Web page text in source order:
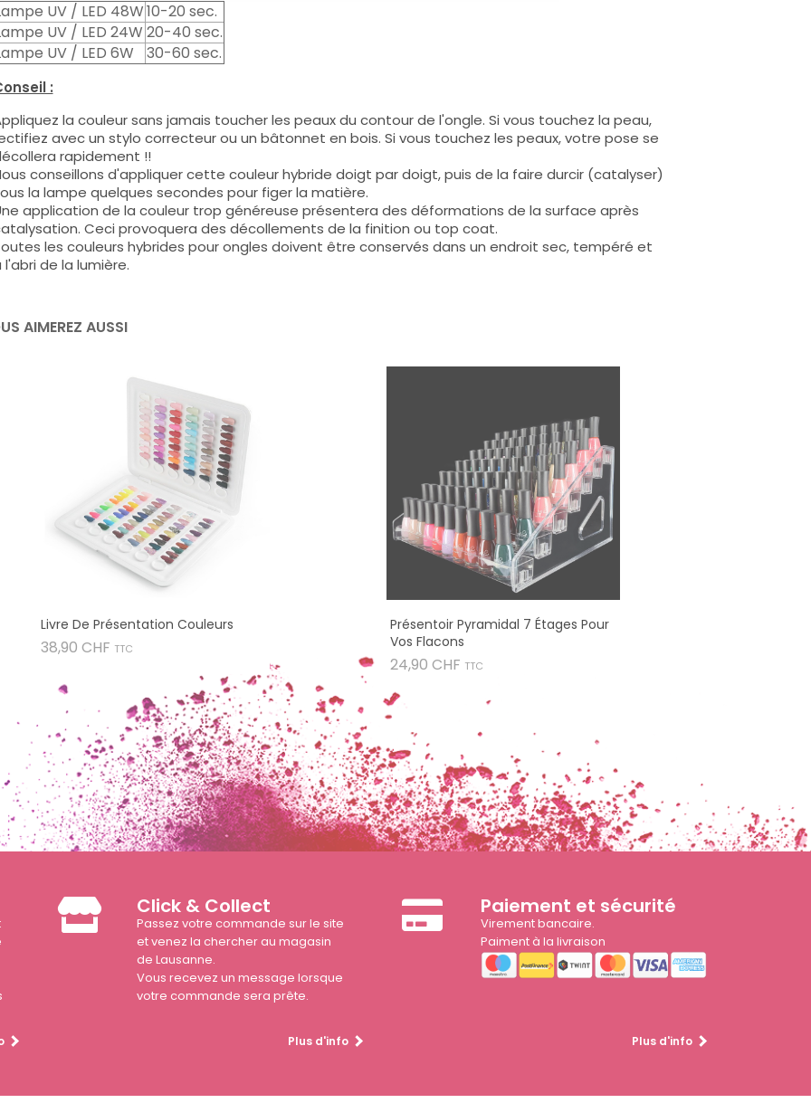
UV / LED 48W10-20 sec.
UV / LED 24W 20-40 sec.
UV / LED 6W
30-60 sec.
:
la couleur sans jamais toucher les peaux du contour de l'ongle. Si vous touchez la peau,
avec un stylo correcteur ou un bâtonnet en bois. Si vous touchez les peaux, votre pose se
rapidement !!
conseillons d'appliquer cette couleur hybride doigt par doigt, puis de la faire durcir (catalyser)
la lampe quelques secondes pour figer la matière.
application de la couleur trop généreuse présentera des déformations de la surface après
Ceci provoquera des décollements de la finition ou top coat.
les couleurs hybrides pour ongles doivent être conservés dans un endroit sec, tempéré et
l'abri de la lumière.
AIMEREZ AUSSI
Livre De Présentation Couleurs
38,90 CHF Prix
TTC
Présentoir Pyramidal 7 Étages Pour
Vos Flacons
24,90 CHF Prix
TTC
Click & Collect
Passez votre commande sur le site
et venez la chercher au magasin
de Lausanne.
Vous recevez un message lorsque
votre commande sera prête.
Plus d'info
Paiement et sécurité
Virement bancaire.
Paiment à la livraison
Plus d'info